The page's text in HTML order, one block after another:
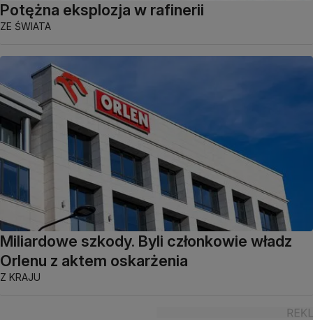
Potężna eksplozja w rafinerii
ZE ŚWIATA
Miliardowe szkody. Byli członkowie władz
Orlenu z aktem oskarżenia
Z KRAJU